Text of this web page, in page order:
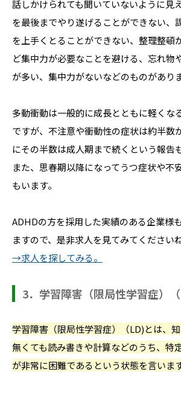
話しかけられても聞いていないように見
を最後までやり遂げることができない、
を上手くとることができない、整理整頓
ど集中力が必要なことを避ける、忘れ物
が多い、集中力がないなどのものがありま
多動衝動は一般的に成長とともに軽くな
ですが、不注意や衝動性の症状は約半数
にその半数は成人期まで続くという報告
また、思春期以降になってうつ症状や不
もいます。
ADHDの方を採用した実績のある企業様
ますので、是非求人を見てみてくださいね
→求人を探してみる。
3．学習障害（限局性学習症）
学習障害（限局性学習症）（LD)とは、
無くても読み書きや計算などのうち、特
が非常に困難であるという状態を言います